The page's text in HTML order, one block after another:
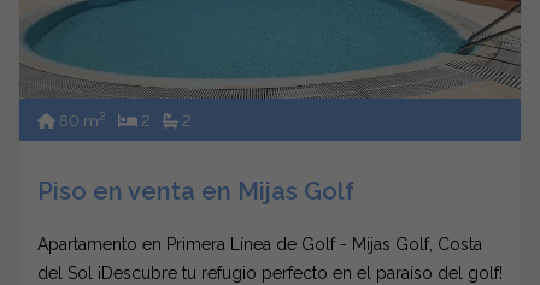
80 m2 2 2
Piso en venta en Mijas Golf
Apartamento en Primera Línea de Golf - Mijas Golf, Costa
del Sol ¡Descubre tu refugio perfecto en el paraíso del golf!